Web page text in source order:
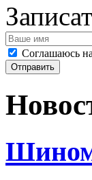
Соглашаюсь на